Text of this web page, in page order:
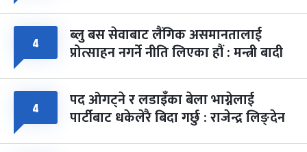
४ ब्लु बस सेवाबाट लैंगिक असमानतालाई
प्रोत्साहन नगर्ने नीति लिएका हौं : मन्त्री बादी
४ पद ओगट्ने र लडाइँका बेला भाग्नेलाई
पार्टीबाट धकेलेरै बिदा गर्छु : राजेन्द्र लिङ्देन